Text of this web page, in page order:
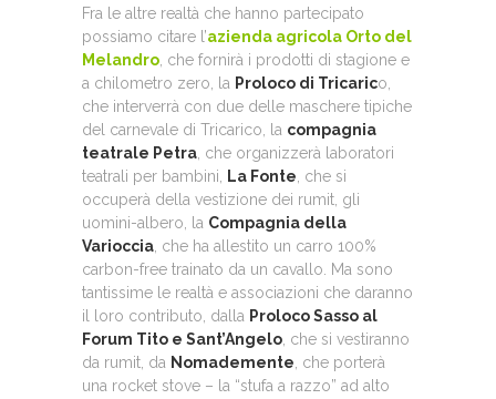
Fra le altre realtà che hanno partecipato
possiamo citare l’azienda agricola Orto del
Melandro , che fornirà i prodotti di stagione e
a chilometro zero, la Proloco di Tricarico,
che interverrà con due delle maschere tipiche
del carnevale di Tricarico, la compagnia
teatrale Petra , che organizzerà laboratori
teatrali per bambini,
La Fonte , che si
occuperà della vestizione dei rumit, gli
uomini-albero, la Compagnia della
Varioccia , che ha allestito un carro 100%
carbon-free trainato da un cavallo. Ma sono
tantissime le realtà e associazioni che daranno
il loro contributo, dalla Proloco Sasso al
Forum Tito e Sant’Angelo , che si vestiranno
da rumit, da Nomademente , che porterà
una rocket stove – la “stufa a razzo” ad alto